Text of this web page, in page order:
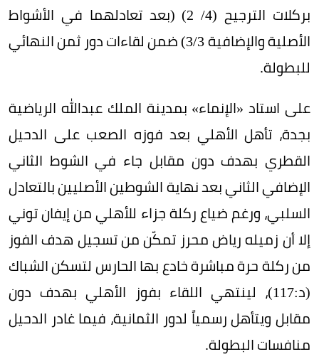
بركلات الترجيح (4/ 2) (بعد تعادلهما في الأشواط
الأصلية والإضافية 3/3) ضمن لقاءات دور ثمن النهائي
للبطولة.
على استاد «الإنماء» بمدينة الملك عبدالله الرياضية
بجدة، تأهل الأهلي بعد فوزه الصعب على الدحيل
القطري بهدف دون مقابل جاء في الشوط الثاني
الإضافي الثاني بعد نهاية الشوطين الأصليين بالتعادل
السلبي، ورغم ضياع ركلة جزاء للأهلي من إيفان توني
إلا أن زميله رياض محرز تمكّن من تسجيل هدف الفوز
من ركلة حرة مباشرة خادع بها الحارس لتسكن الشباك
(د:117)، لينتهي اللقاء بفوز الأهلي بهدف دون
مقابل ويتأهل رسمياً لدور الثمانية، فيما غادر الدحيل
منافسات البطولة.